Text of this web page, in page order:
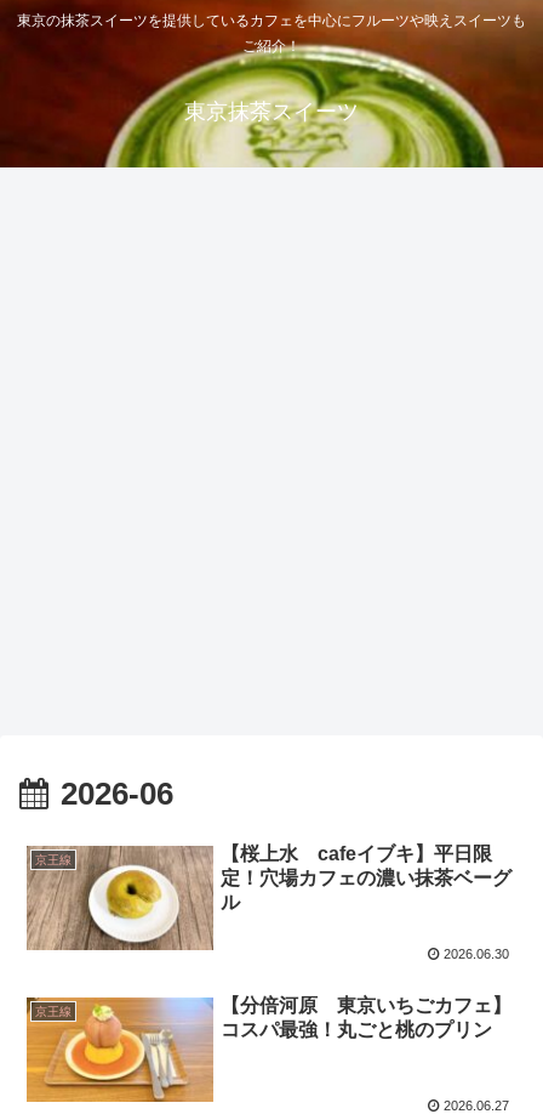
東京の抹茶スイーツを提供しているカフェを中心にフルーツや映えスイーツも
ご紹介！
東京抹茶スイーツ
2026-06
京王線
【桜上水 cafeイブキ】平日限
定！穴場カフェの濃い抹茶ベーグ
ル
2026.06.30
京王線
【分倍河原 東京いちごカフェ】
コスパ最強！丸ごと桃のプリン
2026.06.27